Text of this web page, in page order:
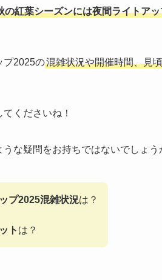
の紅葉シーズンには夜間ライトア
プ2025の混雑状況や開催時間、見
くださいね！
な疑問をお持ちではないでしょう
プ2025混雑状況は？
ト は？